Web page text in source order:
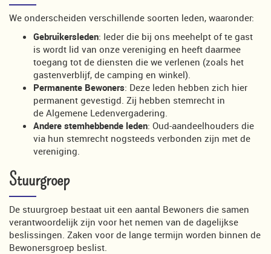
We onderscheiden verschillende soorten leden, waaronder:
Gebruikersleden: Ieder die bij ons meehelpt of te gast
is wordt lid van onze vereniging en heeft daarmee
toegang tot de diensten die we verlenen (zoals het
gastenverblijf, de camping en winkel).
Permanente Bewoners: Deze leden hebben zich hier
permanent gevestigd. Zij hebben stemrecht in
de Algemene Ledenvergadering.
Andere stemhebbende leden: Oud-aandeelhouders die
via hun stemrecht nogsteeds verbonden zijn met de
vereniging.
Stuurgroep
De stuurgroep bestaat uit een aantal Bewoners die samen
verantwoordelijk zijn voor het nemen van de dagelijkse
beslissingen. Zaken voor de lange termijn worden binnen de
Bewonersgroep beslist.